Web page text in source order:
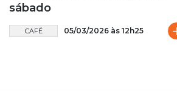
sábado
CAFÉ 05/03/2026 às 12h25